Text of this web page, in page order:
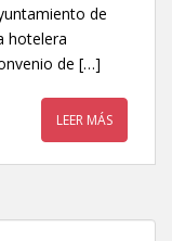
de
hotelera
de […]
LEER MÁS